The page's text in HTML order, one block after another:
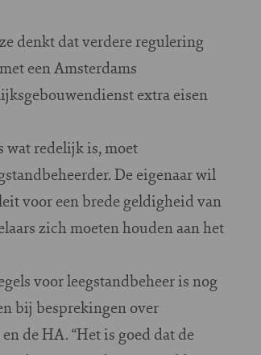
denkt dat verdere regulering
een Amsterdams
extra eisen
wat redelijk is, moet
De eigenaar wil
voor een brede geldigheid van
zich moeten houden aan het
voor leegstandbeheer is nog
bij besprekingen over
de HA. “Het is goed dat de